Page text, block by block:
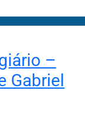
–
Gabriel